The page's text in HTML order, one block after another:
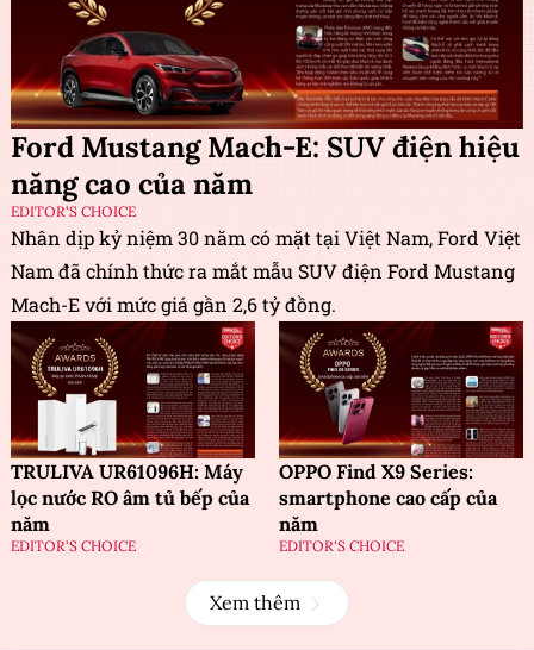
Ford Mustang Mach-E: SUV điện hiệu
năng cao của năm
EDITOR'S CHOICE
Nhân dịp kỷ niệm 30 năm có mặt tại Việt Nam, Ford Việt
Nam đã chính thức ra mắt mẫu SUV điện Ford Mustang
Mach-E với mức giá gần 2,6 tỷ đồng.
TRULIVA UR61096H: Máy
lọc nước RO âm tủ bếp của
năm
EDITOR'S CHOICE
OPPO Find X9 Series:
smartphone cao cấp của
năm
EDITOR'S CHOICE
Xem thêm